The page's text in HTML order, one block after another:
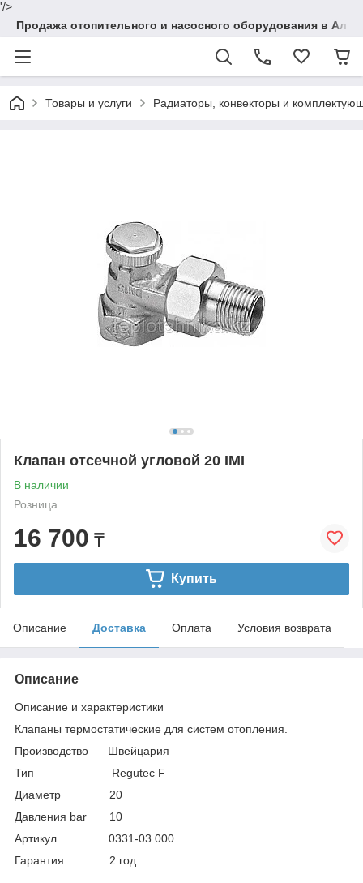
'/>
Продажа отопительного и насосного оборудования в
Товары и услуги Радиаторы, конвекторы и
Клапан отсечной угловой 20 IMI
В наличии
Розница
16 700 ₸
Купить
Описание Доставка Оплата Условия возврата
Описание
Описание и характеристики
Клапаны термостатические для систем отопления.
Производство Швейцария
Тип Regutec F
Диаметр 20
Давления bar 10
Артикул 0331-03.000
Гарантия 2 год.